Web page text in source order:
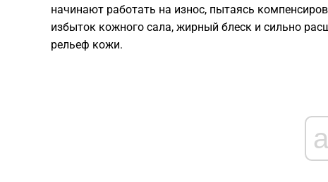
начинают работать на износ, пытаясь
избыток кожного сала, жирный блеск и сильно
рельеф кожи.